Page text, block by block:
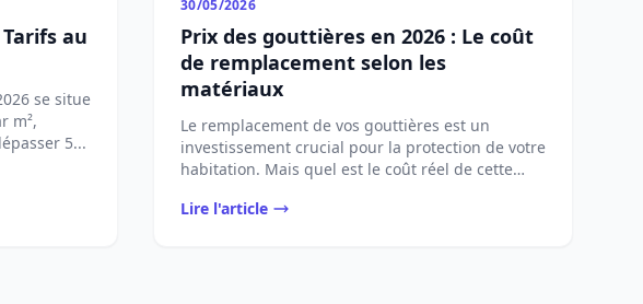
au
se situe
m²,
5...
30/05/2026
Prix des gouttières en 2026 : Le coût
de remplacement selon les
matériaux
Le remplacement de vos gouttières est un
investissement crucial pour la protection de votre
habitation. Mais quel est le coût réel de cette
Lire l'article